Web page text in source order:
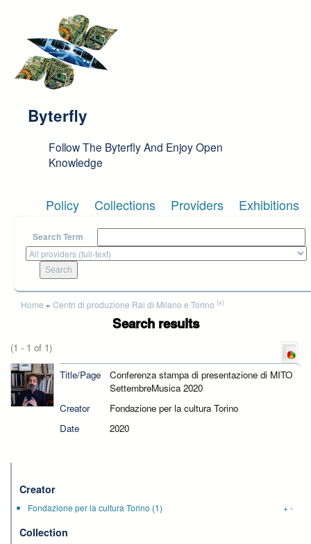
Byterfly
Follow The Byterfly And Enjoy Open
Knowledge
Policy Collections Providers Exhibitions
Search Term
You are here
Home » Centri di produzione Rai di Milano e Torino (x)
Search results
(1 - 1 of 1)
Title/Page
Conferenza stampa di presentazione di MITO
SettembreMusica 2020
Creator
Fondazione per la cultura Torino
Date
2020
Creator
Fondazione per la cultura Torino (1) +-
Collection